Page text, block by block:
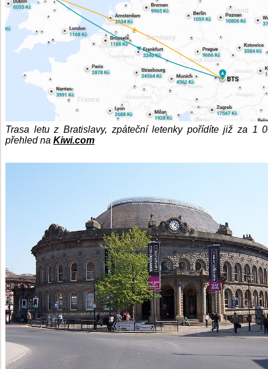
Trasa letu z Bratislavy, zpáteční letenky pořídíte již za 1
přehled na Kiwi.com